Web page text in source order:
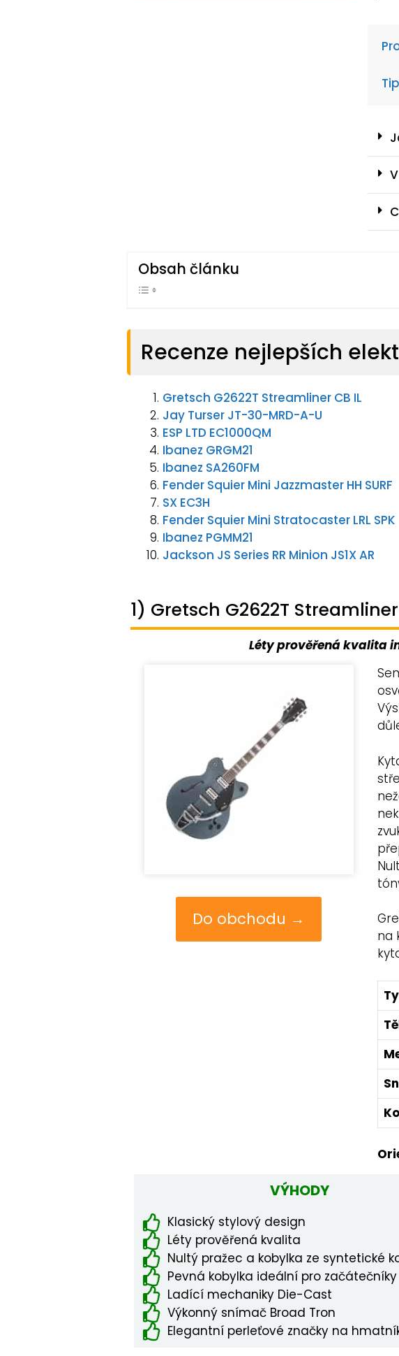
Obsah článku
Recenze nejlepších
Gretsch G2622T Streamliner CB IL
Jay Turser JT-30-MRD-A-U
ESP LTD EC1000QM
Ibanez GRGM21
Ibanez SA260FM
Fender Squier Mini Jazzmaster HH SURF
SX EC3H
Fender Squier Mini Stratocaster LRL SPK
Ibanez PGMM21
Jackson JS Series RR Minion JS1X AR
1) Gretsch G2622T
Léty prověřená kvalita
Do obchodu →
na
VÝHODY
Klasický stylový design
Léty prověřená kvalita
Nultý pražec a kobylka ze syntetické
Pevná kobylka ideální pro začátečníky
Ladící mechaniky Die-Cast
Výkonný snímač Broad Tron
Elegantní perleťové značky na